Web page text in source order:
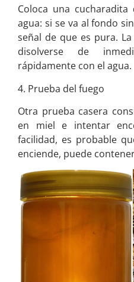
Coloca una
agua: si se va al fondo
señal de que es pura.
disolverse de
rápidamente con el agua.
4. Prueba del fuego
Otra prueba casera
en miel e intentar
facilidad, es probable
enciende, puede